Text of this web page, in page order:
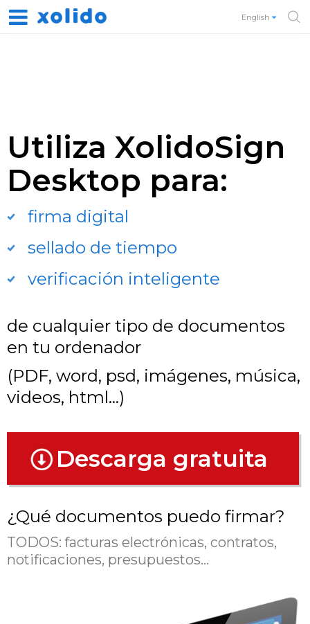
English
Utiliza XolidoSign
Desktop para:
firma digital
sellado de tiempo
verificación inteligente
de cualquier tipo de documentos
en tu ordenador
(PDF, word, psd, imágenes, música,
videos, html...)
Descarga gratuita
¿Qué documentos puedo firmar?
TODOS: facturas electrónicas, contratos,
notificaciones, presupuestos...